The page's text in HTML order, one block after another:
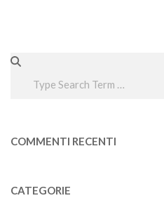
Search
COMMENTI RECENTI
CATEGORIE